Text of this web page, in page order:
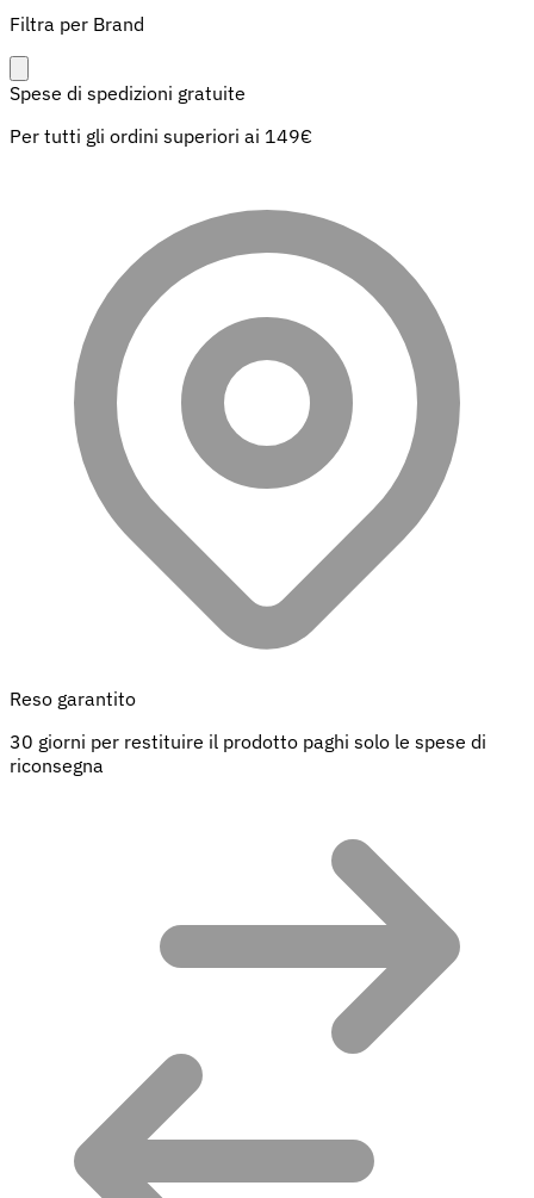
Filtra per Brand
Spese di spedizioni gratuite
Per tutti gli ordini superiori ai 149€
Reso garantito
30 giorni per restituire il prodotto paghi solo le spese di
riconsegna